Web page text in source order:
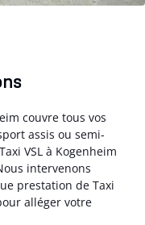
couvre tous vos
assis ou semi-
VSL à Kogenheim
intervenons
prestation de Taxi
alléger votre